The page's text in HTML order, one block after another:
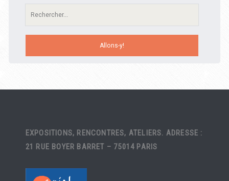
Recherche:
EXPOSITIONS, RENCONTRES, ATELIERS. ADRESSE :
21 RUE BOYER BARRET – 75014 PARIS